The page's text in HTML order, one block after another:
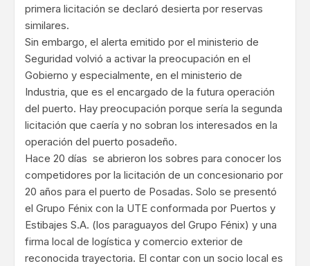
primera licitación se declaró desierta por reservas
similares.
Sin embargo, el alerta emitido por el ministerio de
Seguridad volvió a activar la preocupación en el
Gobierno y especialmente, en el ministerio de
Industria, que es el encargado de la futura operación
del puerto. Hay preocupación porque sería la segunda
licitación que caería y no sobran los interesados en la
operación del puerto posadeño.
Hace 20 días se abrieron los sobres para conocer los
competidores por la licitación de un concesionario por
20 años para el puerto de Posadas. Solo se presentó
el Grupo Fénix con la UTE conformada por Puertos y
Estibajes S.A. (los paraguayos del Grupo Fénix) y una
firma local de logística y comercio exterior de
reconocida trayectoria. El contar con un socio local es